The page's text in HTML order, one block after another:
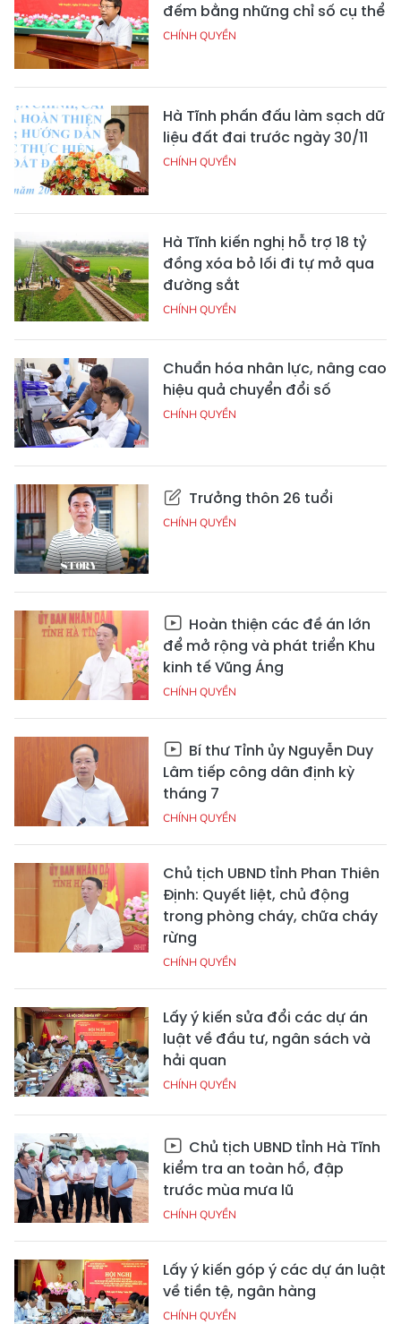
đếm bằng những chỉ số cụ thể
CHÍNH QUYỀN
Hà Tĩnh phấn đấu làm sạch dữ
liệu đất đai trước ngày 30/11
CHÍNH QUYỀN
Hà Tĩnh kiến nghị hỗ trợ 18 tỷ
đồng xóa bỏ lối đi tự mở qua
đường sắt
CHÍNH QUYỀN
Chuẩn hóa nhân lực, nâng cao
hiệu quả chuyển đổi số
CHÍNH QUYỀN
Trưởng thôn 26 tuổi
CHÍNH QUYỀN
Hoàn thiện các đề án lớn
để mở rộng và phát triển Khu
kinh tế Vũng Áng
CHÍNH QUYỀN
Bí thư Tỉnh ủy Nguyễn Duy
Lâm tiếp công dân định kỳ
tháng 7
CHÍNH QUYỀN
Chủ tịch UBND tỉnh Phan Thiên
Định: Quyết liệt, chủ động
trong phòng cháy, chữa cháy
rừng
CHÍNH QUYỀN
Lấy ý kiến sửa đổi các dự án
luật về đầu tư, ngân sách và
hải quan
CHÍNH QUYỀN
Chủ tịch UBND tỉnh Hà Tĩnh
kiểm tra an toàn hồ, đập
trước mùa mưa lũ
CHÍNH QUYỀN
Lấy ý kiến góp ý các dự án luật
về tiền tệ, ngân hàng
CHÍNH QUYỀN